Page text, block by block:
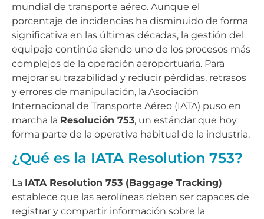
mundial de transporte aéreo. Aunque el
porcentaje de incidencias ha disminuido de forma
significativa en las últimas décadas, la gestión del
equipaje continúa siendo uno de los procesos más
complejos de la operación aeroportuaria. Para
mejorar su trazabilidad y reducir pérdidas, retrasos
y errores de manipulación, la Asociación
Internacional de Transporte Aéreo (IATA) puso en
marcha la Resolución 753, un estándar que hoy
forma parte de la operativa habitual de la industria.
¿Qué es la IATA Resolution 753?
La IATA Resolution 753 (Baggage Tracking)
establece que las aerolíneas deben ser capaces de
registrar y compartir información sobre la